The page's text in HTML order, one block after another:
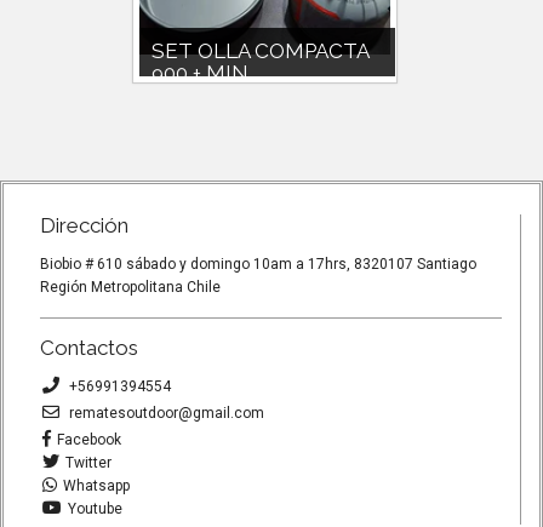
SET OLLA COMPACTA
900 + MIN...
Dirección
Biobio # 610 sábado y domingo 10am a 17hrs, 8320107 Santiago
Región Metropolitana Chile
Contactos
+56991394554
rematesoutdoor@gmail.com
Facebook
Twitter
Whatsapp
Youtube